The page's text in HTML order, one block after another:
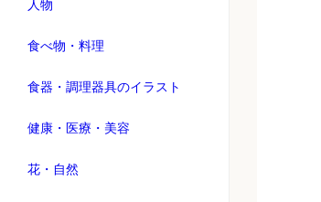
人物
食べ物・料理
食器・調理器具のイラスト
健康・医療・美容
花・自然